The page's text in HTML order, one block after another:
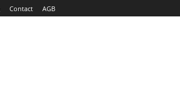
Contact AGB